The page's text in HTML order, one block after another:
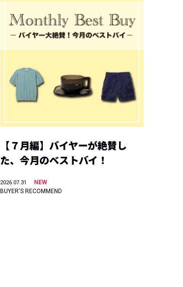
【７月編】バイヤーが絶賛し
た、今月のベストバイ！
2026.07.31
NEW
BUYER'S RECOMMEND